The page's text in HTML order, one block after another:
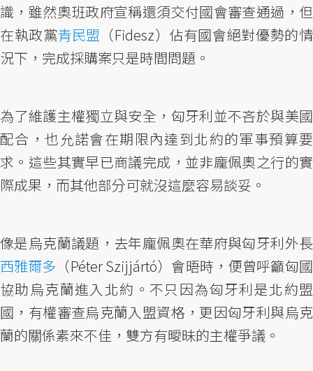
識，雖然奧班政府宣稱還須交付國會審查通過，但
在執政黨青民盟 （Fidesz）佔有國會絕對優勢的情
況下，完成採購案只是時間問題。
為了維護主權獨立與安全，匈牙利並不吝於與美國
配合，也允諾會在期限內達到北約的軍事預算要
求。這些其實早已商議完成，並非龐佩奧之行的實
際成果，而其他部分可就沒這麼容易談妥。
像是烏克蘭議題，去年龐佩奧在華府與匈牙利外長
西雅爾多 （Péter Szijjártó）會晤時，便曾呼籲匈國
協助烏克蘭進入北約。不只因為匈牙利是北約盟
國，有權審查烏克蘭入盟資格，更因匈牙利與烏克
蘭的關係素來不佳，雙方有曖昧的主權爭議。